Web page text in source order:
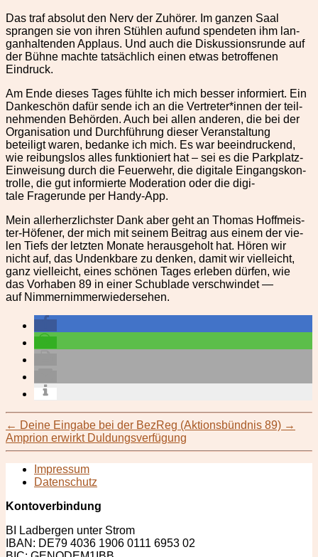
Das traf abso­lut den Nerv der Zuhör­er. Im ganzen Saal
sprangen sie von ihren Stühlen aufund spende­ten ihm lan­
gan­hal­tenden Applaus. Und auch die Diskus­sion­srunde auf
der Bühne machte tat­säch­lich einen etwas betrof­fe­nen
Eindruck.
Am Ende dieses Tages fühlte ich mich bess­er informiert. Ein
Dankeschön dafür sende ich an die Vertreter*innen der teil­
nehmenden Behör­den. Auch bei allen anderen, die bei der
Organ­i­sa­tion und Durch­führung dieser Ver­anstal­tung
beteiligt waren, bedanke ich mich. Es war beein­druck­end,
wie rei­bungs­los alles funk­tion­iert hat – sei es die Park­platz-
Ein­weisung durch die Feuer­wehr, die dig­i­tale Ein­gangskon­
trolle, die gut informierte Mod­er­a­tion oder die dig­i­
tale Fragerunde per Handy-App.
Mein aller­her­zlich­ster Dank aber geht an Thomas Hoffmeis­
ter-Höfen­er, der mich mit seinem Beitrag aus einem der vie­
len Tiefs der let­zten Monate her­aus­ge­holt hat. Hören wir
nicht auf, das Undenkbare zu denken, damit wir vielle­icht,
ganz vielle­icht, eines schö­nen Tages erleben dür­fen, wie
das Vorhaben 89 in ein­er Schublade ver­schwindet —
auf Nimmernimmerwiedersehen.
← Deine Eingabe bei der BezReg (Aktionsbündnis 89) →
Amprion erwirkt Duldungsverfügung
Impressum
Datenschutz
Kontoverbindung
BI Ladbergen unter Strom
IBAN: DE79 4036 1906 0111 6953 02